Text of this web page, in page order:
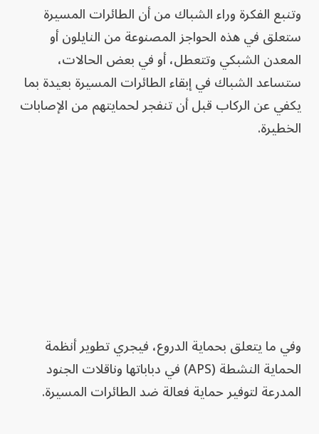
وتنبع الفكرة وراء الشباك من أن الطائرات المسيرة
ستعلق في هذه الحواجز المصنوعة من النايلون أو
المعدن الشبكي وتتعطل، أو في بعض الحالات،
ستساعد الشباك في إبقاء الطائرات المسيرة بعيدة بما
يكفي عن الركاب قبل أن تنفجر لحمايتهم من الإصابات
الخطيرة.
وفي ما يتعلق بحماية الدروع، فيجري تطوير أنظمة
الحماية النشطة (APS) في دباباتها وناقلات الجنود
المدرعة لتوفير حماية فعالة ضد الطائرات المسيرة.